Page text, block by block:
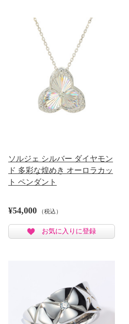
ソルジェ シルバー ダイヤモン
ド 多彩な煌めき オーロラカッ
ト ペンダント
¥54,000 （税込）
お気に入りに登録